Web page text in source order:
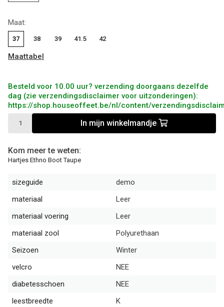
Maat:
37 38 39 41.5 42
Maattabel
Besteld voor 10.00 uur? verzending doorgaans dezelfde
dag (zie verzendingsdisclaimer voor uitzonderingen):
https://shop.houseoffeet.be/nl/content/
In mijn winkelmandje
Kom meer te weten:
Hartjes Ethno Boot Taupe
sizeguide
demo
materiaal
Leer
materiaal voering
Leer
materiaal zool
Polyurethaan
Seizoen
Winter
velcro
NEE
diabetesschoen
NEE
leestbreedte
K